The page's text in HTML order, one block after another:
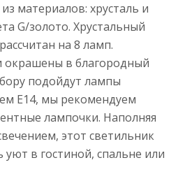
материалов: хрусталь и
G/золото. Хрустальный
на 8 ламп.
окрашены в благородный
подойдут лампы
E14, мы рекомендуем
лампочки. Наполняя
этот светильник
уют в гостиной, спальне или